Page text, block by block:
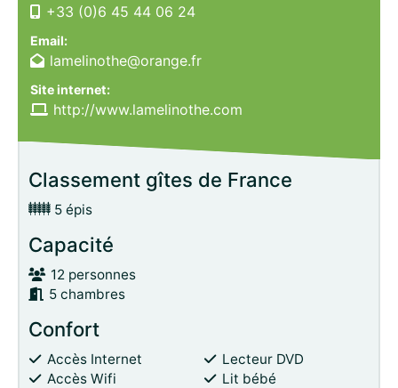
+33 (0)6 45 44 06 24
Email:
lamelinothe@orange.fr
Site internet:
http://www.lamelinothe.com
Classement gîtes de France
5 épis
Capacité
12 personnes
5 chambres
Confort
Accès Internet
Accès Wifi
Lecteur DVD
Lit bébé